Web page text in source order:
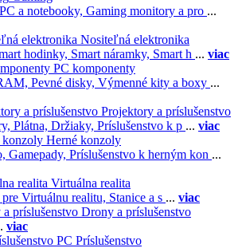
a notebooky, Gaming monitory a pro ...
Nositeľná elektronika
hodinky, Smart náramky, Smart h ... viac
PC komponenty
Pevné disky, Výmenné kity a boxy ...
Projektory a príslušenstvo
Plátna, Držiaky, Príslušenstvo k p ... viac
Herné konzoly
Gamepady, Príslušenstvo k herným kon ...
Virtuálna realita
Virtuálnu realitu, Stanice a s ... viac
Drony a príslušenstvo
viac
PC Príslušenstvo